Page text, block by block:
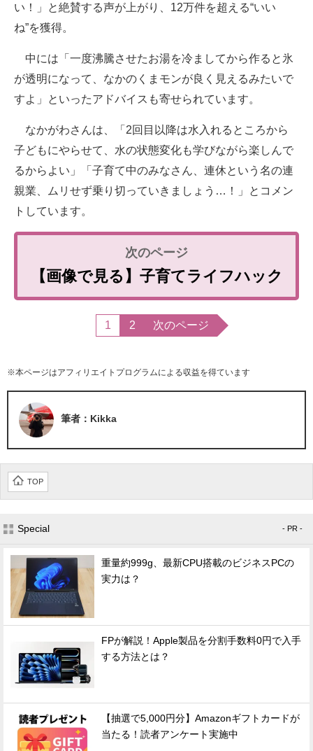
い！」と絶賛する声が上がり、12万件を超える“いい
ね”を獲得。
中には「一度沸騰させたお湯を冷ましてから作ると氷
が透明になって、なかのくまモンが良く見えるみたいで
すよ」といったアドバイスも寄せられています。
なかがわさんは、「2回目以降は水入れるところから
子どもにやらせて、水の状態変化も学びながら楽しんで
るからよい」「子育て中のみなさん、連休という名の連
親業、ムリせず乗り切っていきましょう…！」とコメン
トしています。
【画像で見る】子育てライフハック
1 2 次のページ
※本ページはアフィリエイトプログラムによる収益を得ています
筆者：Kikka
TOP
Special - PR -
重量約999g、最新CPU搭載のビジネスPCの
実力は？
FPが解説！Apple製品を分割手数料0円で入手
する方法とは？
【抽選で5,000円分】Amazonギフトカードが
当たる！読者アンケート実施中